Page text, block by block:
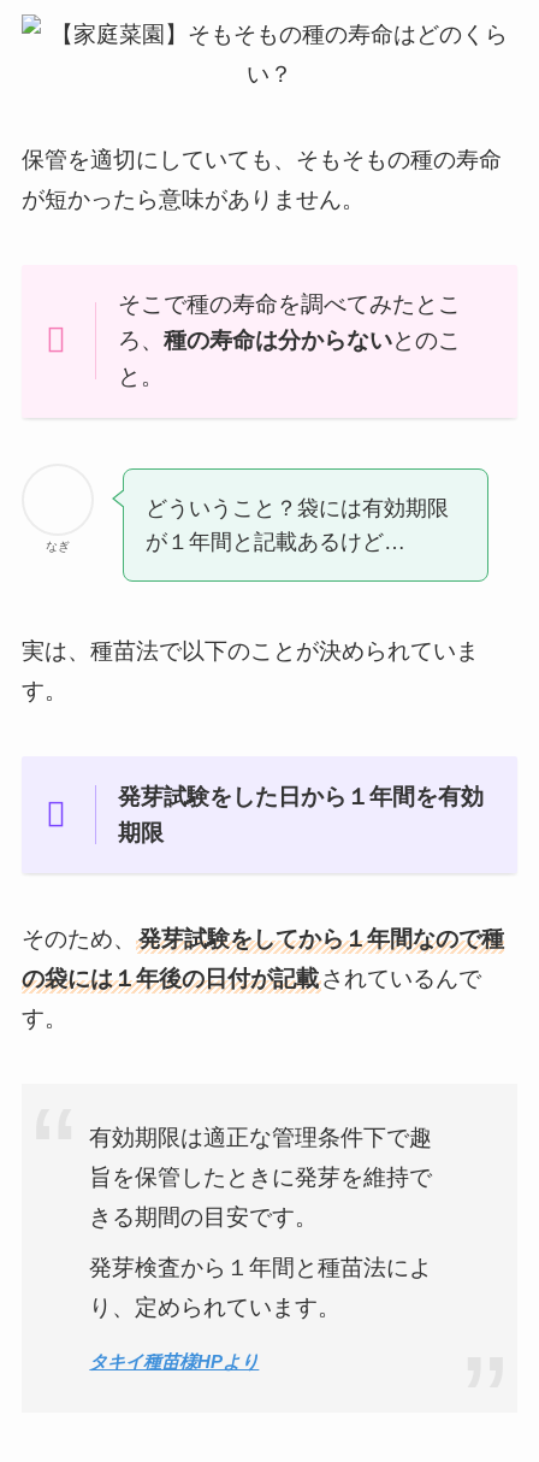
保管を適切にしていても、そもそもの種の寿命
が短かったら意味がありません。
そこで種の寿命を調べてみたとこ
ろ、 種の寿命は分からないとのこ
と。
なぎ
どういうこと？袋には有効期限
が１年間と記載あるけど…
実は、種苗法で以下のことが決められていま
す。
発芽試験をした日から１年間を有効
期限
そのため、 発芽試験をしてから１年間なので種
の袋には１年後の日付が記載されているんで
す。
有効期限は適正な管理条件下で趣
旨を保管したときに発芽を維持で
きる期間の目安です。
発芽検査から１年間と種苗法によ
り、定められています。
タキイ種苗様HPより